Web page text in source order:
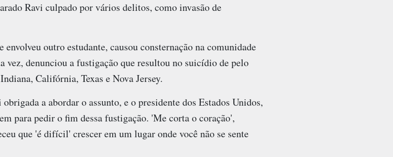
Ravi culpado por vários delitos, como invasão de
outro estudante, causou consternação na comunidade
vez, denunciou a fustigação que resultou no suicídio de pelo
Califórnia, Texas e Nova Jersey.
a abordar o assunto, e o presidente dos Estados Unidos,
para pedir o fim dessa fustigação. 'Me corta o coração',
que 'é difícil' crescer em um lugar onde você não se sente